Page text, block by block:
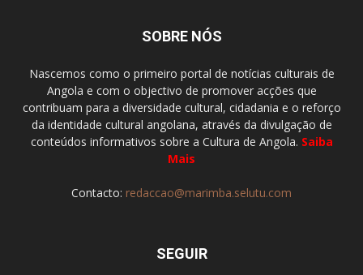
SOBRE NÓS
Nascemos como o primeiro portal de notícias culturais de
Angola e com o objectivo de promover acções que
contribuam para a diversidade cultural, cidadania e o reforço
da identidade cultural angolana, através da divulgação de
conteúdos informativos sobre a Cultura de Angola. Saiba
Mais
Contacto: redaccao@marimba.selutu.com
SEGUIR